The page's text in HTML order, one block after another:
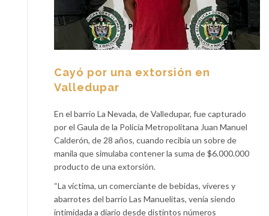
Cayó por una extorsión en
Valledupar
En el barrio La Nevada, de Valledupar, fue capturado
por el Gaula de la Policía Metropolitana Juan Manuel
Calderón, de 28 años, cuando recibía un sobre de
manila que simulaba contener la suma de $6.000.000
producto de una extorsión.
“La víctima, un comerciante de bebidas, víveres y
abarrotes del barrio Las Manuelitas, venía siendo
intimidada a diario desde distintos números